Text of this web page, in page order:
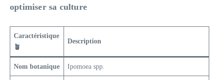
optimiser sa culture
Caractéristique
🪴
Description
Nom botanique Ipomoea spp.